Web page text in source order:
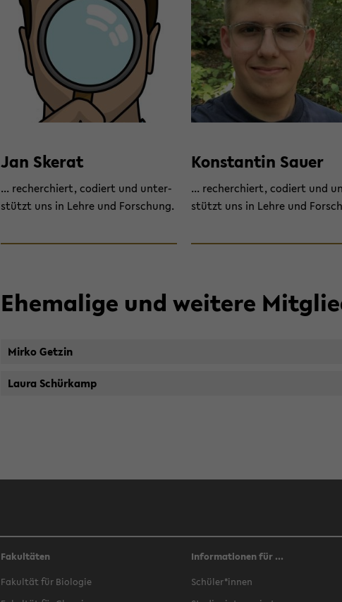
Jan Ske­rat
... re­cher­chiert, co­diert und un­ter­
stützt uns in Lehre und For­schung.
Kon­stan­tin Sauer
... re­cher­chiert, co­diert und
stützt uns in Lehre und
Ehe­ma­li­ge und wei­te­re
Mirko Get­zin
Laura Schür­kamp
Fakultäten
Fa­kul­tät für Bio­lo­gie
Informationen für ...
Schü­ler*innen